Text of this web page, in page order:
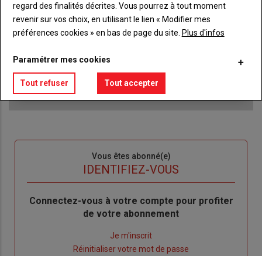
Liste
à
puce
Accédez à tous les articles du site L'Aurore
Paysanne
Consultez le journal L'Aurore Paysanne au format
Ne manquez aucune information grâce à la
Vous êtes abonné(e)
IDENTIFIEZ-VOUS
Body
Connectez-vous à votre compte pour profiter
de votre abonnement
Je m'inscrit
Réinitialiser votre mot de passe
regard des finalités décrites. Vous pourrez à tout moment
revenir sur vos choix, en utilisant le lien « Modifier mes
préférences cookies » en bas de page du site. Plus d'infos
Paramétrer mes cookies
Tout refuser Tout accepter